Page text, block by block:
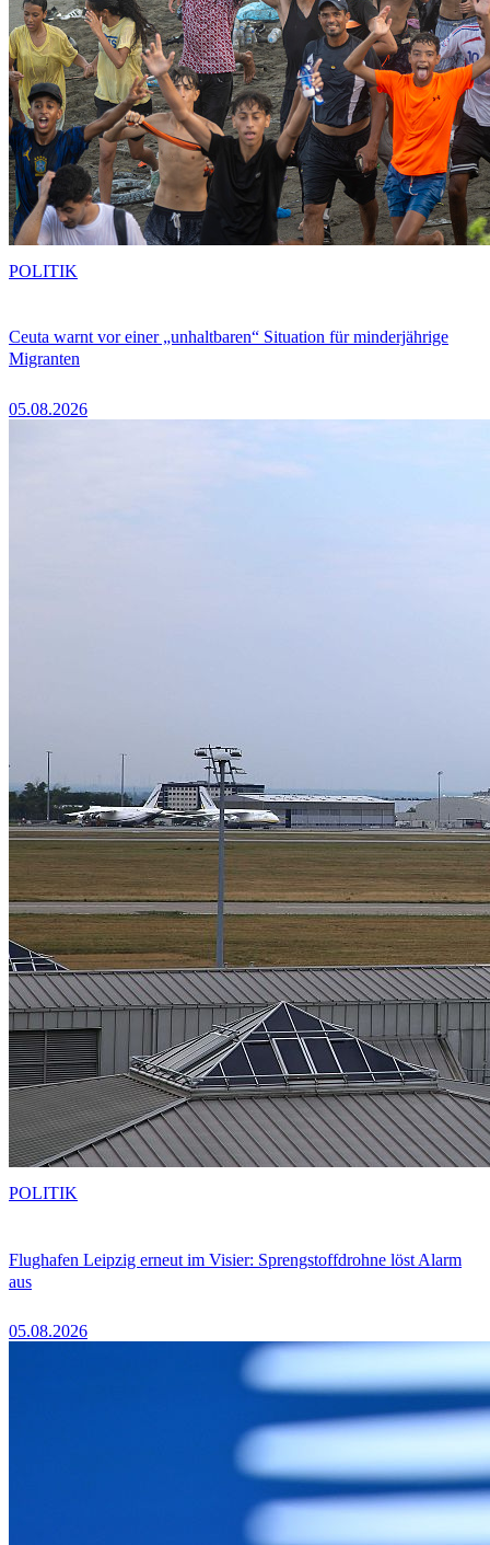
Ceuta warnt vor einer „unhaltbaren“ Situation für minderjährige
Migranten
05.08.2026
POLITIK
Flughafen Leipzig erneut im Visier: Sprengstoffdrohne löst Alarm
aus
05.08.2026
POLITIK